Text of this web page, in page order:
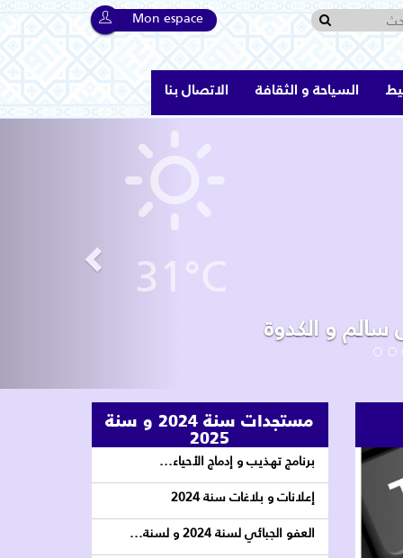
Mon espace
الاتصال بنا السياحة و الثقافة
31°C
الجيل الثاني بمنطقة منزل سالم و الكدوة
مستجدات سنة 2024 و سنة
2025
برنامج تهذيب و إدماج الأحياء...
إعلانات و بلاغات سنة 2024
العفو الجبائي لسنة 2024 و لسنة...